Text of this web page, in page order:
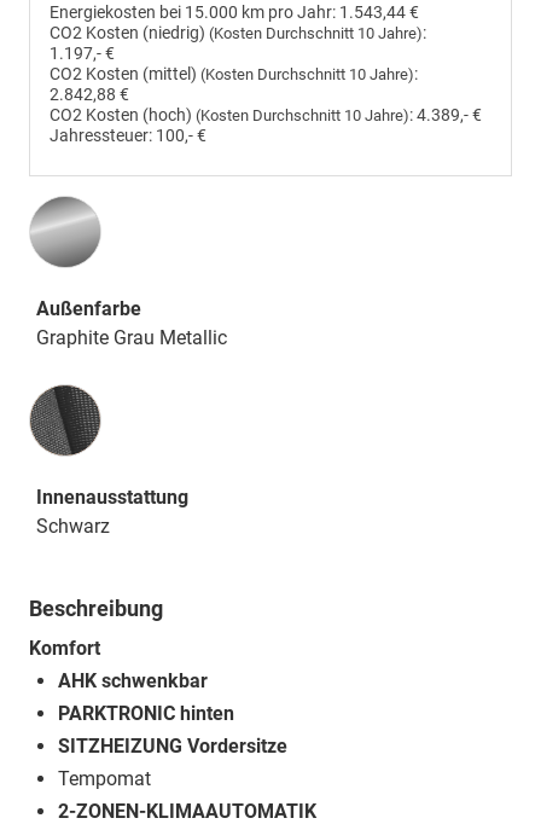
Energiekosten bei 15.000 km pro Jahr: 1.543,44 €
CO2 Kosten (niedrig) (Kosten Durchschnitt 10 Jahre):
1.197,- €
CO2 Kosten (mittel) (Kosten Durchschnitt 10 Jahre):
2.842,88 €
CO2 Kosten (hoch) (Kosten Durchschnitt 10 Jahre):4.389,- €
Jahressteuer: 100,- €
Außenfarbe
Graphite Grau Metallic
Innenausstattung
Innenausstattung
Schwarz
Beschreibung
Komfort
AHK schwenkbar
PARKTRONIC hinten
SITZHEIZUNG Vordersitze
Tempomat
2-ZONEN-KLIMAAUTOMATIK